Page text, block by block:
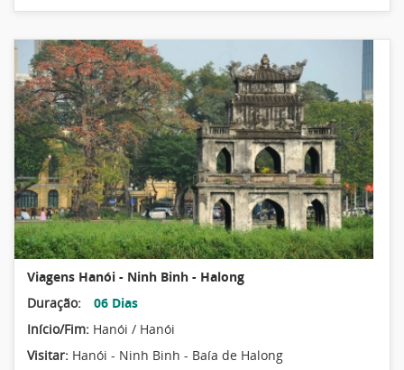
Viagens Hanói - Ninh Binh - Halong
Duração:
06 Dias
Início/Fim: Hanói / Hanói
Visitar: Hanói - Ninh Binh - Baía de Halong